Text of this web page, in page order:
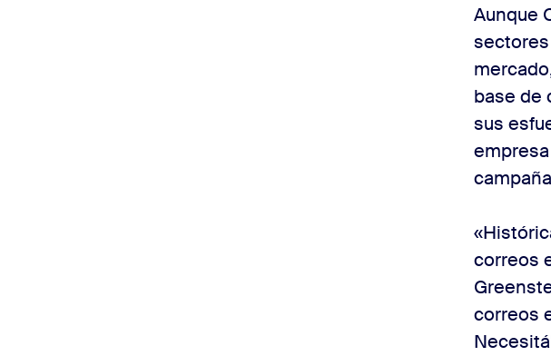
Aunque
base de
sus
correos
correos